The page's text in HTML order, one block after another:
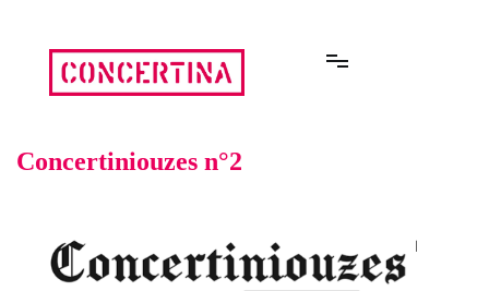
contenu
Concertiniouzes n°2